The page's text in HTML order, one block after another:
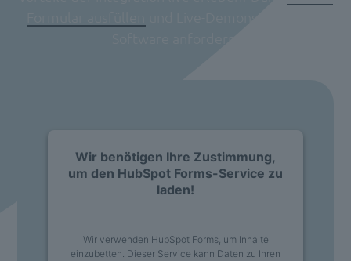
Wir benötigen Ihre Zustimmung,
um den HubSpot Forms-Service zu
laden!
Wir verwenden HubSpot Forms, um Inhalte
einzubetten. Dieser Service kann Daten zu Ihren